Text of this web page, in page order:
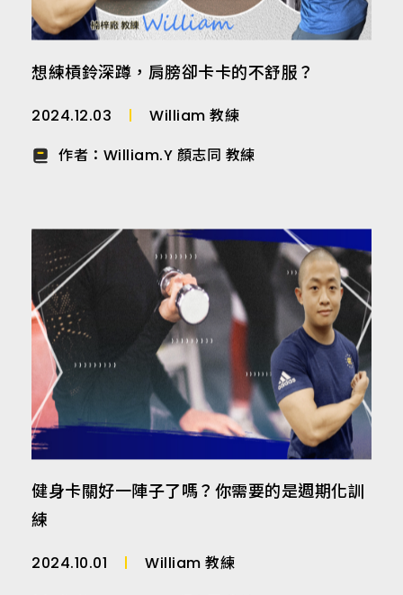
想練槓鈴深蹲，肩膀卻卡卡的不舒服？
2024.12.03
William 教練
作者： William.Y 顏志同 教練
健身卡關好一陣子了嗎？你需要的是週期化訓
練
2024.10.01
William 教練